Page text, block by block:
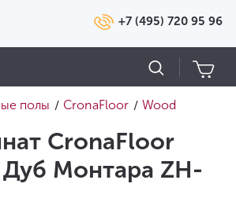
+7 (495) 720 95 96
полы / CronaFloor / Wood
CronaFloor
Монтара ZH-